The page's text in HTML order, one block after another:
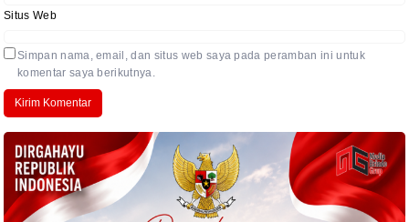
Situs Web
Simpan nama, email, dan situs web saya pada peramban ini untuk
komentar saya berikutnya.